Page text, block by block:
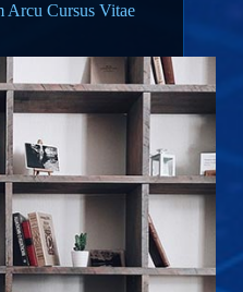
Arcu Cursus Vitae